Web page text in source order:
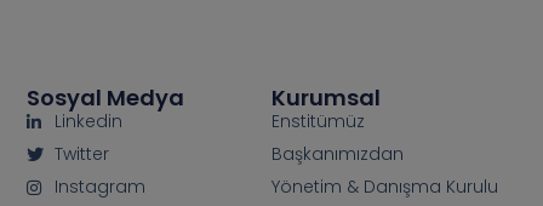
Kurumsal
Enstitümüz
Başkanımızdan
Yönetim & Danışma Kurulu
Sosyal Medya
Linkedin
Twitter
Instagram